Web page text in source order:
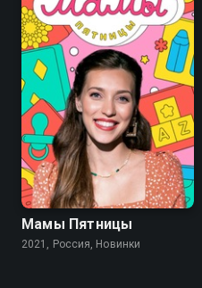
Мамы Пятницы
2021, Россия, Новинки